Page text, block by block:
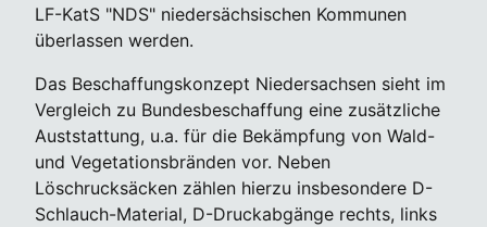
LF-KatS "NDS" niedersächsischen Kommunen
überlassen werden.
Das Beschaffungskonzept Niedersachsen sieht im
Vergleich zu Bundesbeschaffung eine zusätzliche
Auststattung, u.a. für die Bekämpfung von Wald-
und Vegetationsbränden vor. Neben
Löschrucksäcken zählen hierzu insbesondere D-
Schlauch-Material, D-Druckabgänge rechts, links